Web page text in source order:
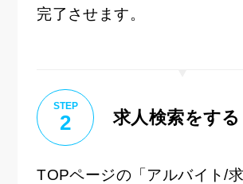
完了させます。
STEP
2 求人検索をする
TOPページの「アルバイト/